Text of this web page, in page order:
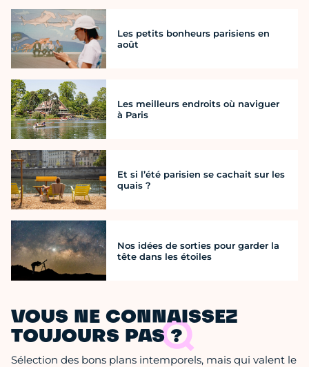
Les petits bonheurs parisiens en
août
Les meilleurs endroits où naviguer
à Paris
Et si l’été parisien se cachait sur les
quais ?
Nos idées de sorties pour garder la
tête dans les étoiles
VOUS NE CONNAISSEZ
TOUJOURS PAS ?
Sélection des bons plans intemporels, mais qui valent le